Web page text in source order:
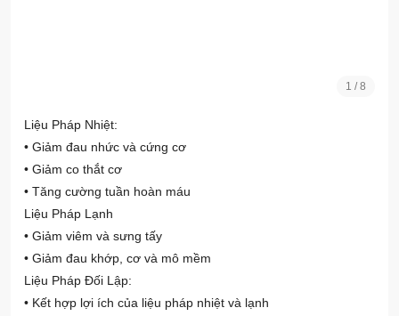
1 /8
Liệu Pháp Nhiệt:
• Giảm đau nhức và cứng cơ
• Giảm co thắt cơ
• Tăng cường tuần hoàn máu
Liệu Pháp Lạnh
• Giảm viêm và sưng tấy
• Giảm đau khớp, cơ và mô mềm
Liệu Pháp Đối Lập:
• Kết hợp lợi ích của liệu pháp nhiệt và lạnh